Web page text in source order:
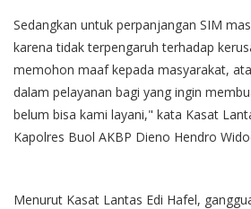
Sedangkan untuk perpanjangan SIM
karena tidak terpengaruh terhadap
memohon maaf kepada masyarakat,
dalam pelayanan bagi yang ingin
belum bisa kami layani," kata Kasat
Kapolres Buol AKBP Dieno Hendro
Menurut Kasat Lantas Edi Hafel,